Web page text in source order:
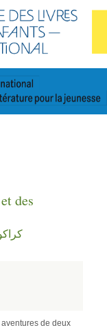
des
de deux